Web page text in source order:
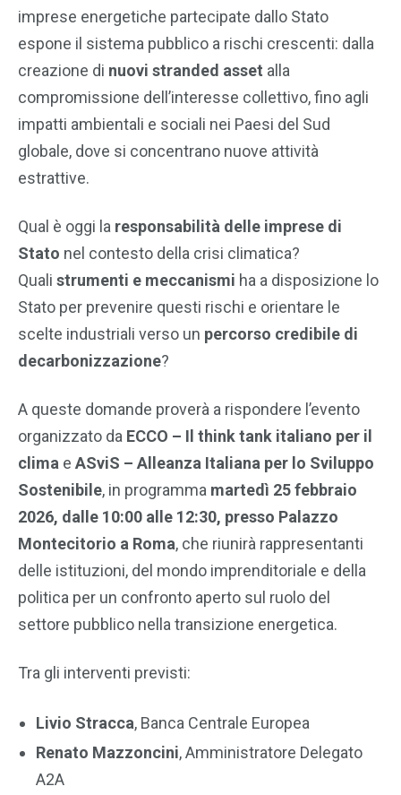
imprese energetiche partecipate dallo Stato
espone il sistema pubblico a rischi crescenti: dalla
creazione di nuovi stranded asset alla
compromissione dell’interesse collettivo, fino agli
impatti ambientali e sociali nei Paesi del Sud
globale, dove si concentrano nuove attività
estrattive.
Qual è oggi la responsabilità delle imprese di
Stato nel contesto della crisi climatica?
Quali strumenti e meccanismi ha a disposizione lo
Stato per prevenire questi rischi e orientare le
scelte industriali verso un percorso credibile di
decarbonizzazione?
A queste domande proverà a rispondere l’evento
organizzato da ECCO – Il think tank italiano per il
clima e ASviS – Alleanza Italiana per lo Sviluppo
Sostenibile, in programma martedì 25 febbraio
2026, dalle 10:00 alle 12:30, presso Palazzo
Montecitorio a Roma, che riunirà rappresentanti
delle istituzioni, del mondo imprenditoriale e della
politica per un confronto aperto sul ruolo del
settore pubblico nella transizione energetica.
Tra gli interventi previsti:
Livio Stracca, Banca Centrale Europea
Renato Mazzoncini, Amministratore Delegato
A2A